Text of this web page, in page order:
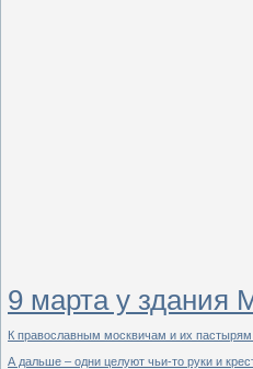
9 марта у здания
К православным москвичам и их
А дальше – одни целуют чьи-то руки и